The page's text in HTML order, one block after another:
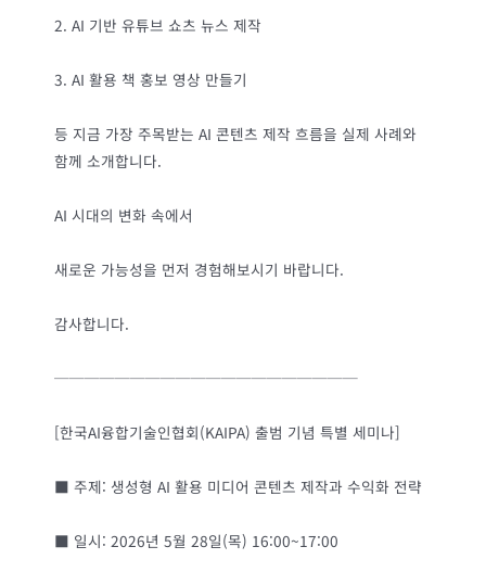
2. AI 기반 유튜브 쇼츠 뉴스 제작
3. AI 활용 책 홍보 영상 만들기
등 지금 가장 주목받는 AI 콘텐츠 제작 흐름을 실제 사례와
함께 소개합니다.
AI 시대의 변화 속에서
새로운 가능성을 먼저 경험해보시기 바랍니다.
감사합니다.
────────────────────
[한국AI융합기술인협회(KAIPA) 출범 기념 특별 세미나]
■ 주제: 생성형 AI 활용 미디어 콘텐츠 제작과 수익화 전략
■ 일시: 2026년 5월 28일(목) 16:00~17:00